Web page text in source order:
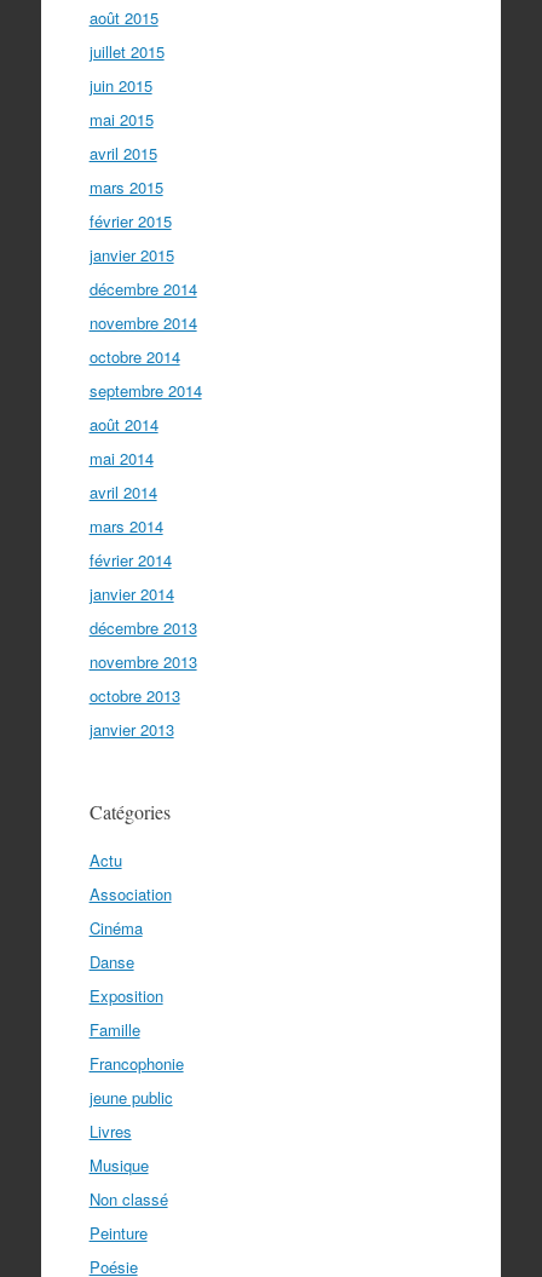
août 2015
juillet 2015
juin 2015
mai 2015
avril 2015
mars 2015
février 2015
janvier 2015
décembre 2014
novembre 2014
octobre 2014
septembre 2014
août 2014
mai 2014
avril 2014
mars 2014
février 2014
janvier 2014
décembre 2013
novembre 2013
octobre 2013
janvier 2013
Catégories
Actu
Association
Cinéma
Danse
Exposition
Famille
Francophonie
jeune public
Livres
Musique
Non classé
Peinture
Poésie